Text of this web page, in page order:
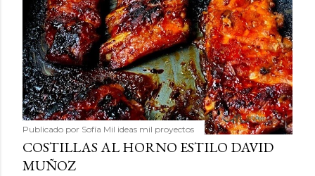
Publicado por Sofía Mil ideas mil proyectos
COSTILLAS AL HORNO ESTILO DAVID
MUÑOZ